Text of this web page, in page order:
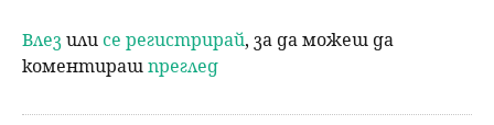
Влезили се регистрирай, за да можеш да
коментирашпреглед